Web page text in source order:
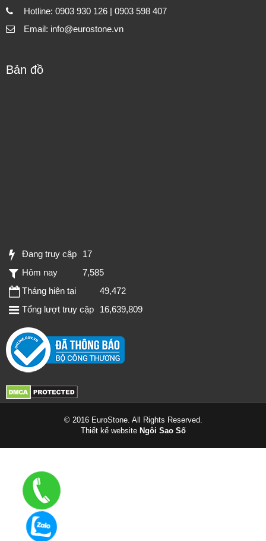
Hotline: 0903 930 126 | 0903 598 407
Email: info@eurostone.vn
Bản đồ
Đang truy cập
17
Hôm nay
7,585
Tháng hiện tại
49,472
Tổng lượt truy cập
16,639,809
© 2016 EuroStone. All Rights Reserved.
Thiết kế website Ngôi Sao Số